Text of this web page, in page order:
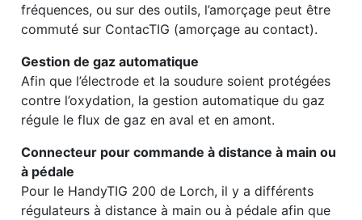
fréquences, ou sur des outils, l’amorçage peut être
commuté sur ContacTIG (amorçage au contact).
Gestion de gaz automatique
Afin que l’électrode et la soudure soient protégées
contre l’oxydation, la gestion automatique du gaz
régule le flux de gaz en aval et en amont.
Connecteur pour commande à distance à main ou
à pédale
Pour le HandyTIG 200 de Lorch, il y a différents
régulateurs à distance à main ou à pédale afin que